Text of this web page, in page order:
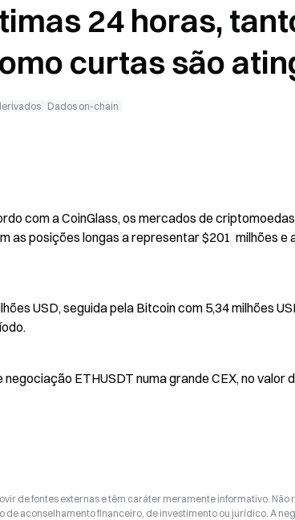
24 horas,
curtas são
Dados on-chain
com a CoinGlass, os mercados de
as posições longas a representar $201  milhões
USD, seguida pela Bitcoin com 5,34 milhões
ETHUSDT numa grande CEX, no valor
de fontes externas e têm caráter meramente informativo. Não
de aconselhamento financeiro, de investimento ou jurídico. A